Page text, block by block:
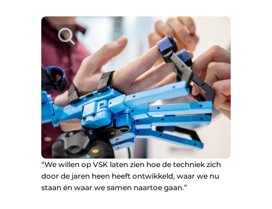
“We willen op VSK laten zien hoe de techniek zich
door de jaren heen heeft ontwikkeld, waar we nu
staan én waar we samen naartoe gaan.”